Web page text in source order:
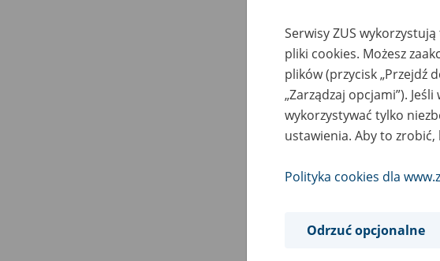
Serwisy ZUS
pliki cookies. Możesz
plików (przycisk „Przejdź
„Zarządzaj opcjami”).
wykorzystywać tylko
ustawienia. Aby to zrobić,
Polityka cookies dla
Odrzuć opcjonalne